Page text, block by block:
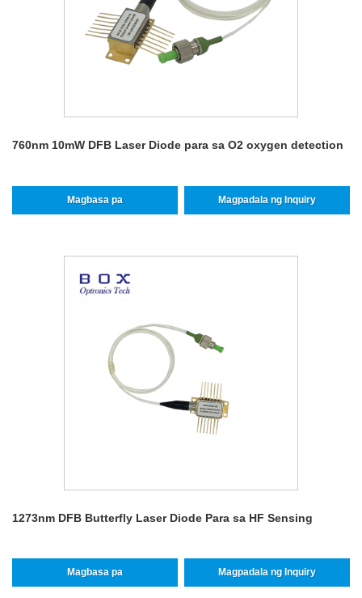
760nm 10mW DFB Laser Diode para sa O2 oxygen detection
Magbasa pa Magpadala ng Inquiry
1273nm DFB Butterfly Laser Diode Para sa HF Sensing
Magbasa pa Magpadala ng Inquiry